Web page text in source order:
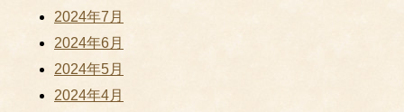
2024年7月
2024年6月
2024年5月
2024年4月